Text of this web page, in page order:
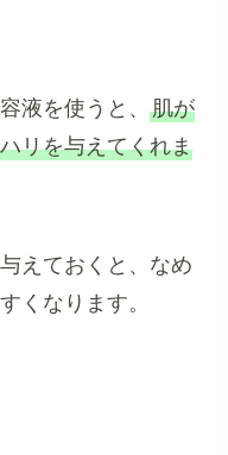
液を使うと、肌が
リを与えてくれま
えておくと、なめ
くなります。